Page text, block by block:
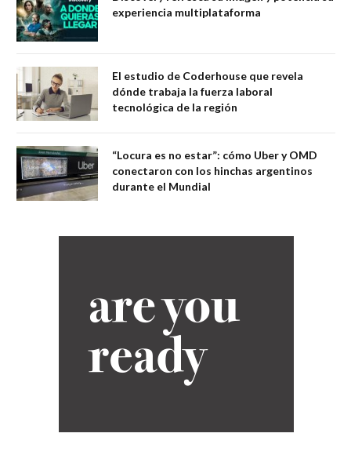
experiencia multiplataforma
El estudio de Coderhouse que revela
dónde trabaja la fuerza laboral
tecnológica de la región
“Locura es no estar”: cómo Uber y OMD
conectaron con los hinchas argentinos
durante el Mundial